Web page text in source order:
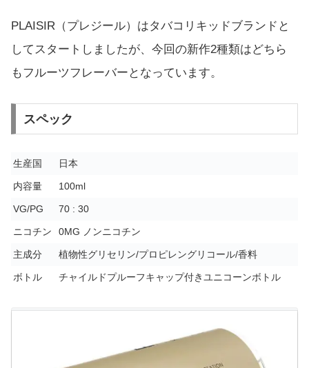
PLAISIR（プレジール）はタバコリキッドブランドと
してスタートしましたが、今回の新作2種類はどちら
もフルーツフレーバーとなっています。
スペック
生産国 日本
内容量 100ml
VG/PG 70 : 30
ニコチン 0MG ノンニコチン
主成分 植物性グリセリン/プロピレングリコール/香料
ボトル チャイルドプルーフキャップ付きユニコーンボトル